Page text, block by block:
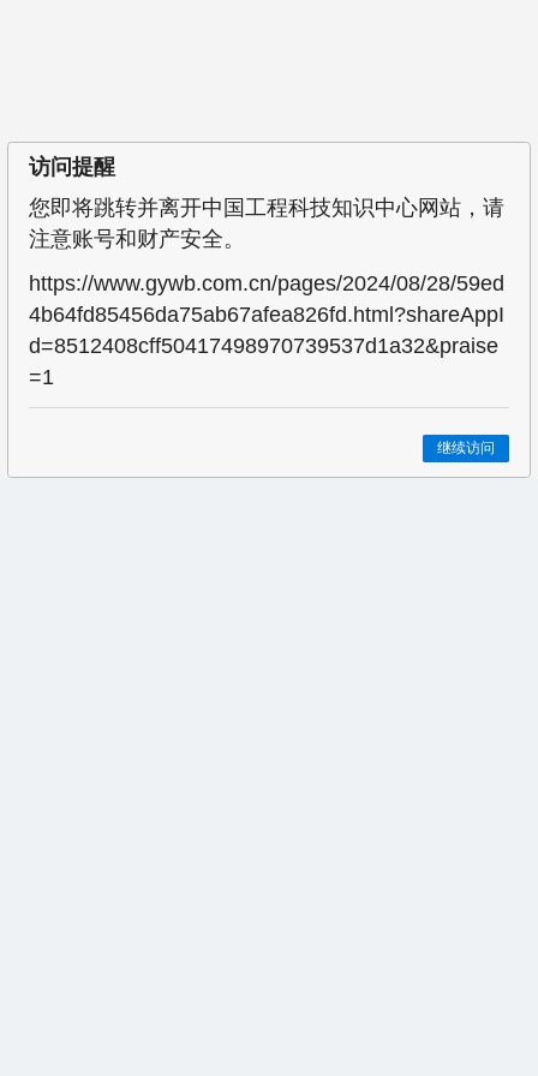
访问提醒
您即将跳转并离开中国工程科技知识中心网站，请
注意账号和财产安全。
https://www.gywb.com.cn/pages/2024/08/28/59ed
4b64fd85456da75ab67afea826fd.html?shareAppI
d=8512408cff50417498970739537d1a32&praise
=1
继续访问